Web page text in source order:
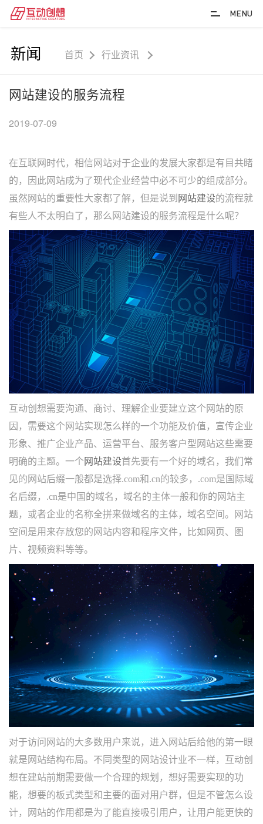
MENU
新闻 首页 行业资讯
网站建设的服务流程
2019-07-09
在互联网时代，相信网站对于企业的发展大家都是有目共睹
的，因此网站成为了现代企业经营中必不可少的组成部分。
虽然网站的重要性大家都了解，但是说到 网站建设的流程就
有些人不太明白了，那么网站建设的服务流程是什么呢？
互动创想需要沟通、商讨、理解企业要建立这个网站的原
因，需要这个网站实现怎么样的一个功能及价值，宣传企业
形象、推广企业产品、运营平台、服务客户型网站这些需要
明确的主题。一个 网站建设首先要有一个好的域名，我们常
见的网站后缀一般都是选择.com和.cn的较多，.com是国际域
名后缀，.cn是中国的域名，域名的主体一般和你的网站主
题，或者企业的名称全拼来做域名的主体，域名空间。网站
空间是用来存放您的网站内容和程序文件，比如网页、图
片、视频资料等等。
对于访问网站的大多数用户来说，进入网站后给他的第一眼
就是网站结构布局。不同类型的网站设计业不一样，互动创
想在建站前期需要做一个合理的规划，想好需要实现的功
能，想要的板式类型和主要的面对用户群，但是不管怎么设
计，网站的作用都是为了能直接吸引用户，让用户能更快的